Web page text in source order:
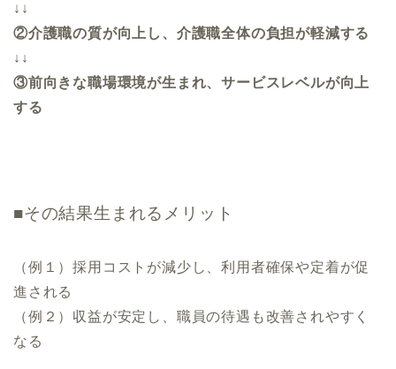
↓↓
②介護職の質が向上し、介護職全体の負担が軽減する
↓↓
③前向きな職場環境が生まれ、サービスレベルが向上
する
■その結果生まれるメリット
（例１）採用コストが減少し、利用者確保や定着が促
進される
（例２）収益が安定し、 職員の待遇も改善されやすく
なる